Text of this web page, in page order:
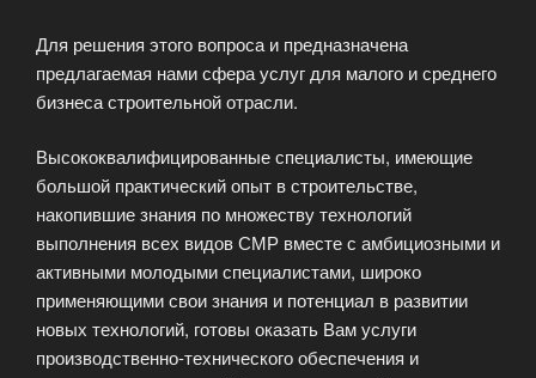
Для решения этого вопроса и предназначена
предлагаемая нами сфера услуг для малого и среднего
бизнеса строительной отрасли.
Высококвалифицированные специалисты, имеющие
большой практический опыт в строительстве,
накопившие знания по множеству технологий
выполнения всех видов СМР вместе с амбициозными и
активными молодыми специалистами, широко
применяющими свои знания и потенциал в развитии
новых технологий, готовы оказать Вам услуги
производственно-технического обеспечения и